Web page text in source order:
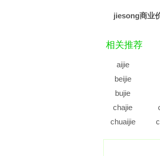
jiesong商业
相关推荐
aijie
beijie
bujie
chajie
chuaijie